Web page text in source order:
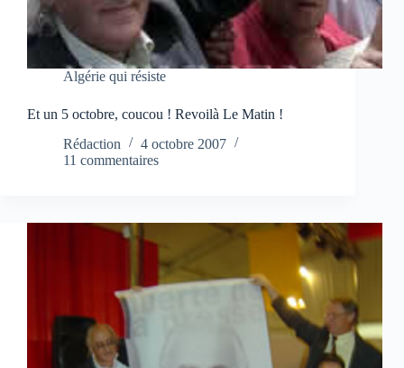
Algérie qui résiste
Et un 5 octobre, coucou ! Revoilà Le Matin !
Rédaction
4 octobre 2007
11 commentaires